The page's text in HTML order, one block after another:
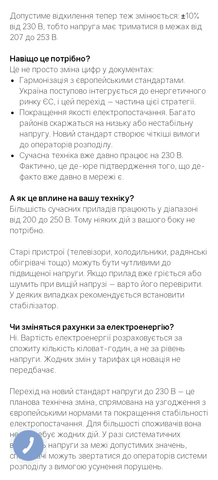
Допустиме відхилення тепер теж змінюється: ±10%
від 230 В, тобто напруга має триматися в межах від
207 до 253 В.
Навіщо це потрібно?
Це не просто зміна цифр у документах:
Гармонізація з європейськими стандартами.
Україна поступово інтегрується до енергетичного
ринку ЄС, і цей перехід — частина цієї стратегії.
Покращення якості електропостачання. Багато
районів скаржаться на низьку або нестабільну
напругу. Новий стандарт створює чіткіші вимоги
до операторів розподілу.
Сучасна техніка вже давно працює на 230 В.
Фактично, це де-юре підтвердження того, що де-
факто вже давно в мережі є.
А як це вплине на вашу техніку?
Більшість сучасних приладів працюють у діапазоні
від 200 до 250 В. Тому ніяких дій з вашого боку не
потрібно.
Старі пристрої (телевізори, холодильники, радянські
обігрівачі тощо) можуть бути чутливими до
підвищеної напруги. Якщо прилад вже гріється або
шумить при вищій напрузі — варто його перевірити.
У деяких випадках рекомендується встановити
стабілізатор.
Чи зміняться рахунки за електроенергію?
Ні. Вартість електроенергії розраховується за
спожиту кількість кіловат-годин, а не за рівень
напруги. Жодних змін у тарифах ця новація не
передбачає.
Перехід на новий стандарт напруги до 230 В — це
планова технічна зміна, спрямована на узгодження з
європейськими нормами та покращення стабільності
електропостачання. Для більшості споживачів вона
не потребує жодних дій. У разі систематичних
відхилень напруги за межі допустимих значень,
споживачі можуть звертатися до операторів системи
розподілу з вимогою усунення порушень.